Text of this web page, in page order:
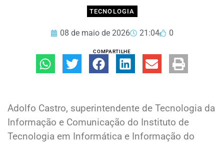
TECNOLOGIA
08 de maio de 2026 21:04 0
COMPARTILHE
Adolfo Castro, superintendente de Tecnologia da
Informação e Comunicação do Instituto de
Tecnologia em Informática e Informação do